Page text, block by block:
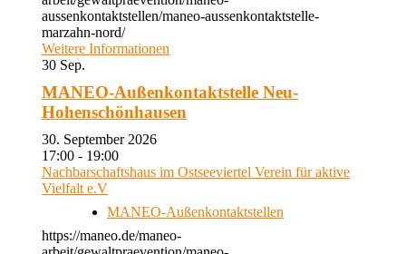
aussenkontaktstellen/maneo-aussenkontaktstelle-
marzahn-nord/
Weitere Informationen
30 Sep.
MANEO-Außenkontaktstelle Neu-
Hohenschönhausen
30. September 2026
17:00 - 19:00
Nachbarschaftshaus im Ostseeviertel Verein für aktive
Vielfalt e.V
MANEO-Außenkontaktstellen
https://maneo.de/maneo-